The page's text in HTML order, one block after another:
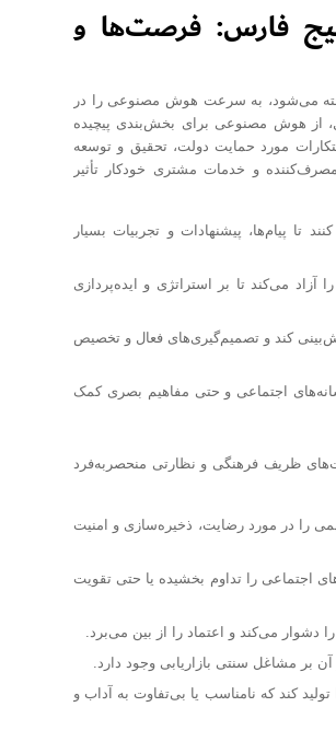
فارس: فرصت‌ها و
می‌شود، به سرعت هوش مصنوعی را در
از هوش مصنوعی برای بخش‌بندی پیچیده
مورد حمایت دولت، تحقیق و توسعه
و خدمات مشتری خودکار تأثیر
تا پیام‌ها، پیشنهادات و تجربیات بسیار
آزاد می‌کند تا بر استراتژی و ایده‌پردازی
کند و تصمیم‌گیری‌های فعال و تخصیص
اجتماعی و حتی مفاهیم بصری کمک
ظریف فرهنگی و نظارتی منحصربه‌فرد
را در مورد رضایت، ذخیره‌سازی و امنیت
اجتماعی را تداوم بخشیده یا حتی تقویت
می‌کند و اعتماد را از بین می‌برد.
بر مشاغل سنتی بازاریابی وجود دارد.
کند که نامناسب یا بی‌تفاوت به آداب و